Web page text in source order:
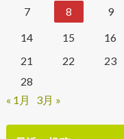
7
8 9
14
15 16
21
22 23
28
« 1月
3月 »